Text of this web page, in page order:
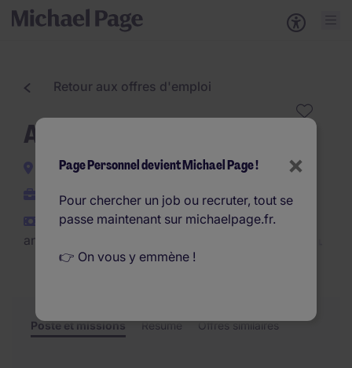
Retour aux offres d'emploi
Assistant ADV (F/H)
Puteaux
Interim
€35.000 - €38.000 par
an
Poste et missions Résumé Offres similaires
×
Page Personnel devient Michael Page !
Pour chercher un job ou recruter, tout se
passe maintenant sur michaelpage.fr.
👉 On vous y emmène !